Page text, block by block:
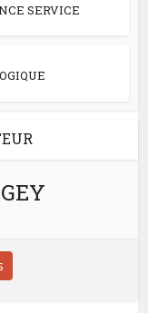
SERVICE